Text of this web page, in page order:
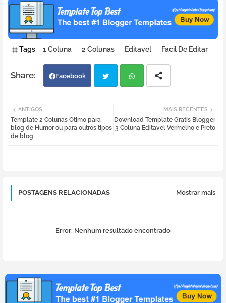
Tags 1 Coluna 2 Colunas Editavel Facil De Editar
Facebook
tter atsa
MAIS RECENTES
Download Template Gratis Blogger
3 Coluna Editavel Vermelho e Preto
ANTIGOS
Template 2 Colunas Otimo para
blog de Humor ou para outros tipos
de blog
POSTAGENS RELACIONADAS Mostrar mais
Error: Nenhum resultado encontrado